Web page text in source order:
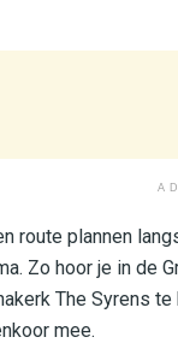
route plannen
Zo hoor je in de
The Syrens
mee.